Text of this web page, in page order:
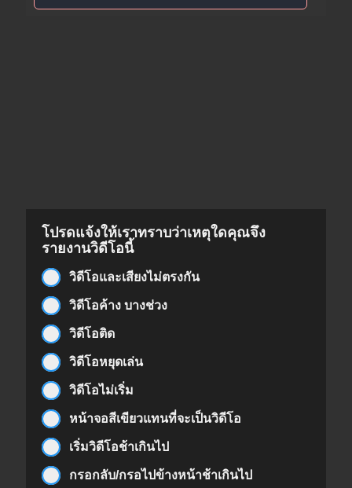
โปรดแจ้งให้เราทราบว่าเหตุใดคุณจึง
รายงานวิดีโอนี้
วิดีโอและเสียงไม่ตรงกัน
วิดีโอค้าง บางช่วง
วิดีโอติด
วิดีโอหยุดเล่น
วิดีโอไม่เริ่ม
หน้าจอสีเขียวแทนที่จะเป็นวิดีโอ
เริ่มวิดีโอช้าเกินไป
กรอกลับ/กรอไปข้างหน้าช้าเกินไป